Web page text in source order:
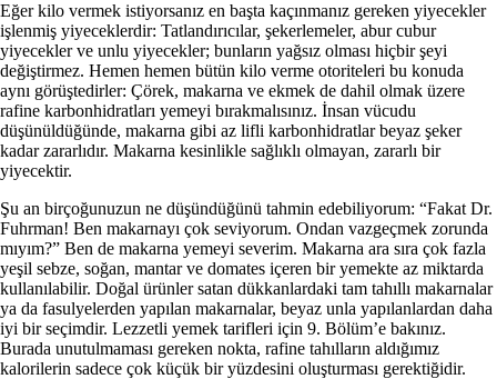
Eğer kilo vermek istiyorsanız en başta kaçınmanız gereken yiyecekler
işlenmiş yiyeceklerdir: Tatlandırıcılar, şekerleme­ler, abur cubur
yiyecekler ve unlu yiyecekler; bunların yağsız olması hiçbir şeyi
değiştirmez. Hemen hemen bütün kilo verme otoriteleri bu konuda
aynı görüştedirler: Çörek, makar­na ve ekmek de dahil olmak üzere
rafine karbonhidratları yemeyi bırakmalısınız. İnsan vücudu
düşünüldüğünde, makar­na gibi az lifli karbonhidratlar beyaz şeker
kadar zararlıdır. Makarna kesinlikle sağlıklı olmayan, zararlı bir
yiyecektir.
Şu an birçoğunuzun ne düşündüğünü tahmin edebiliyorum: “Fakat Dr.
Fuhrman! Ben makarnayı çok seviyorum. Ondan vazgeçmek zorunda
mıyım?” Ben de makarna yemeyi seve­rim. Makarna ara sıra çok fazla
yeşil sebze, soğan, mantar ve domates içeren bir yemekte az miktarda
kullanılabilir. Doğal ürünler satan dükkanlardaki tam tahıllı makarnalar
ya da fasul­yelerden yapılan makarnalar, beyaz unla yapılanlardan daha
iyi bir seçimdir. Lezzetli yemek tarifleri için 9. Bölüm’e bakı­nız.
Burada unutulmaması gereken nokta, rafine tahılların aldığımız
kalorilerin sadece çok küçük bir yüzdesini oluştur­ması gerektiğidir.